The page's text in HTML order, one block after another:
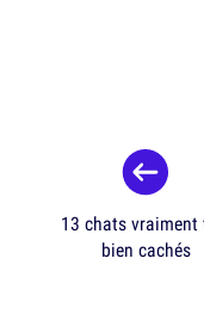
13 chats vraiment
bien cachés